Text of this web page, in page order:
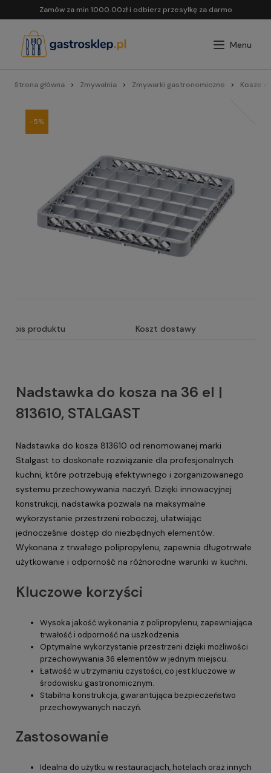
Zamów za min 1000.00zł i odbierz przesyłkę za darmo
Strona główna Zmywalnia Zmywarki gastronomiczne Kosze
-5%
Opis produktu Koszt dostawy
Nadstawka do kosza na 36 el |
813610, STALGAST
Nadstawka do kosza 813610 od renomowanej marki
Stalgast to doskonałe rozwiązanie dla profesjonalnych
kuchni, które potrzebują efektywnego i zorganizowanego
systemu przechowywania naczyń. Dzięki innowacyjnej
konstrukcji, nadstawka pozwala na maksymalne
wykorzystanie przestrzeni roboczej, ułatwiając
jednocześnie dostęp do niezbędnych elementów.
Wykonana z trwałego polipropylenu, zapewnia długotrwałe
użytkowanie i odporność na różnorodne warunki w kuchni.
Kluczowe korzyści
Wysoka jakość wykonania z polipropylenu, zapewniająca
trwałość i odporność na uszkodzenia.
Optymalne wykorzystanie przestrzeni dzięki możliwości
przechowywania 36 elementów w jednym miejscu.
Łatwość w utrzymaniu czystości, co jest kluczowe w
środowisku gastronomicznym.
Stabilna konstrukcja, gwarantująca bezpieczeństwo
przechowywanych naczyń.
Zastosowanie
Idealna do użytku w restauracjach, hotelach oraz innych